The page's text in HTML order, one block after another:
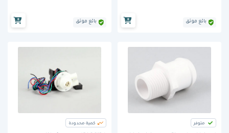
بائع موثق بائع موثق
متوفر كمية محدودة